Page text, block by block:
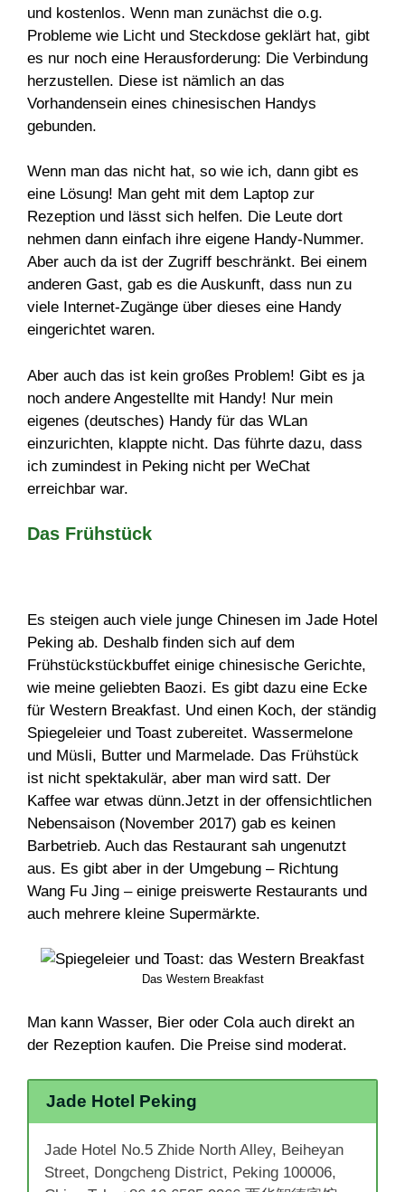
und kostenlos. Wenn man zunächst die o.g.
Probleme wie Licht und Steckdose geklärt hat, gibt
es nur noch eine Herausforderung: Die Verbindung
herzustellen. Diese ist nämlich an das
Vorhandensein eines chinesischen Handys
gebunden.
Wenn man das nicht hat, so wie ich, dann gibt es
eine Lösung! Man geht mit dem Laptop zur
Rezeption und lässt sich helfen. Die Leute dort
nehmen dann einfach ihre eigene Handy-Nummer.
Aber auch da ist der Zugriff beschränkt. Bei einem
anderen Gast, gab es die Auskunft, dass nun zu
viele Internet-Zugänge über dieses eine Handy
eingerichtet waren.
Aber auch das ist kein großes Problem! Gibt es ja
noch andere Angestellte mit Handy! Nur mein
eigenes (deutsches) Handy für das WLan
einzurichten, klappte nicht. Das führte dazu, dass
ich zumindest in Peking nicht per WeChat
erreichbar war.
Das Frühstück
Es steigen auch viele junge Chinesen im Jade Hotel
Peking ab. Deshalb finden sich auf dem
Frühstückstückbuffet einige chinesische Gerichte,
wie meine geliebten Baozi. Es gibt dazu eine Ecke
für Western Breakfast. Und einen Koch, der ständig
Spiegeleier und Toast zubereitet. Wassermelone
und Müsli, Butter und Marmelade. Das Frühstück
ist nicht spektakulär, aber man wird satt. Der
Kaffee war etwas dünn.Jetzt in der offensichtlichen
Nebensaison (November 2017) gab es keinen
Barbetrieb. Auch das Restaurant sah ungenutzt
aus. Es gibt aber in der Umgebung – Richtung
Wang Fu Jing – einige preiswerte Restaurants und
auch mehrere kleine Supermärkte.
Das Western Breakfast
Man kann Wasser, Bier oder Cola auch direkt an
der Rezeption kaufen. Die Preise sind moderat.
Jade Hotel Peking
Jade Hotel No.5 Zhide North Alley, Beiheyan
Street, Dongcheng District, Peking 100006,